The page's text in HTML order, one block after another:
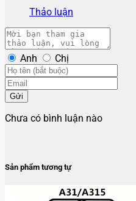
Thảo luận
Anh Chị
Gửi
Chưa có bình luận nào
Sản phẩm tương tự